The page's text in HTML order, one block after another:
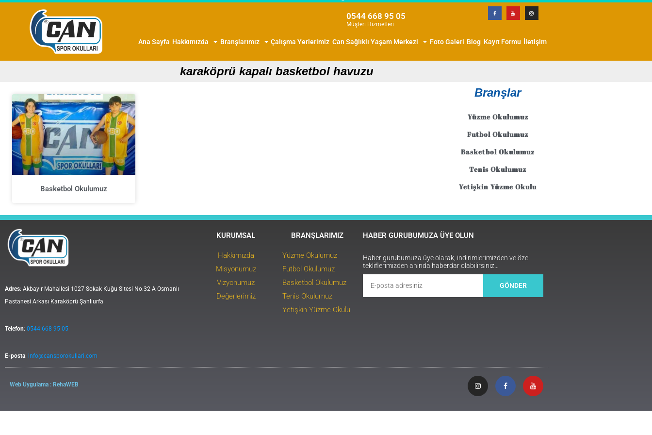
0544 668 95 05
Müşteri Hizmetleri
Ana Sayfa Hakkımızda Branşlarımız Çalışma Yerlerimiz Can Sağlıklı Yaşam Merkezi Foto Galeri Blog Kayıt Formu İletişim
karaköprü kapalı basketbol havuzu
Basketbol Okulumuz
Branşlar
Yüzme Okulumuz
Futbol Okulumuz
Basketbol Okulumuz
Tenis Okulumuz
Yetişkin Yüzme Okulu
Adres: Akbayır Mahallesi 1027 Sokak Kuğu Sitesi No.32 A Osmanlı
Pastanesi Arkası Karaköprü Şanlıurfa
Telefon: 0544 668 95 05
E-posta: info@cansporokullari.com
KURUMSAL
Hakkımızda
Misyonumuz
Vizyonumuz
Değerlerimiz
BRANŞLARIMIZ
Yüzme Okulumuz
Futbol Okulumuz
Basketbol Okulumuz
Tenis Okulumuz
Yetişkin Yüzme Okulu
HABER GURUBUMUZA ÜYE OLUN
Haber gurubumuza üye olarak, indirimlerimizden ve özel
tekliflerimizden anında haberdar olabilirsiniz…
GÖNDER
Web Uygulama : RehaWEB